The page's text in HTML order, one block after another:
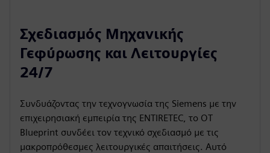
Σχεδιασμός Μηχανικής
Γεφύρωσης και Λειτουργίες
24/7
Συνδυάζοντας την τεχνογνωσία της Siemens με την
επιχειρησιακή εμπειρία της ENTIRETEC, το OT
Blueprint συνδέει τον τεχνικό σχεδιασμό με τις
μακροπρόθεσμες λειτουργικές απαιτήσεις. Αυτό